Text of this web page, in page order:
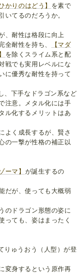
ひかりのはどう】 を素で
いてるのだろうか。
、耐性は格段に向上
全耐性を持ち、
【マダ
を除くスライム系と配
戦でも実用レベルにな
に優秀な耐性を持って
、下手なドラゴン系など
注意。メタル化には手
ル化するメリットはあ
よく成長するが、賢さ
の一撃が性格の補正以
ーマ】 が誕生するの
だが、使っても大概弱
のドラゴン形態の姿に
っても、姿はまったく
りゅうおう（人型）が登
変身するという原作再